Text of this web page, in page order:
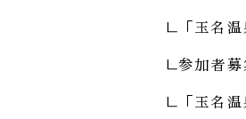
「玉名
参加者
「玉名